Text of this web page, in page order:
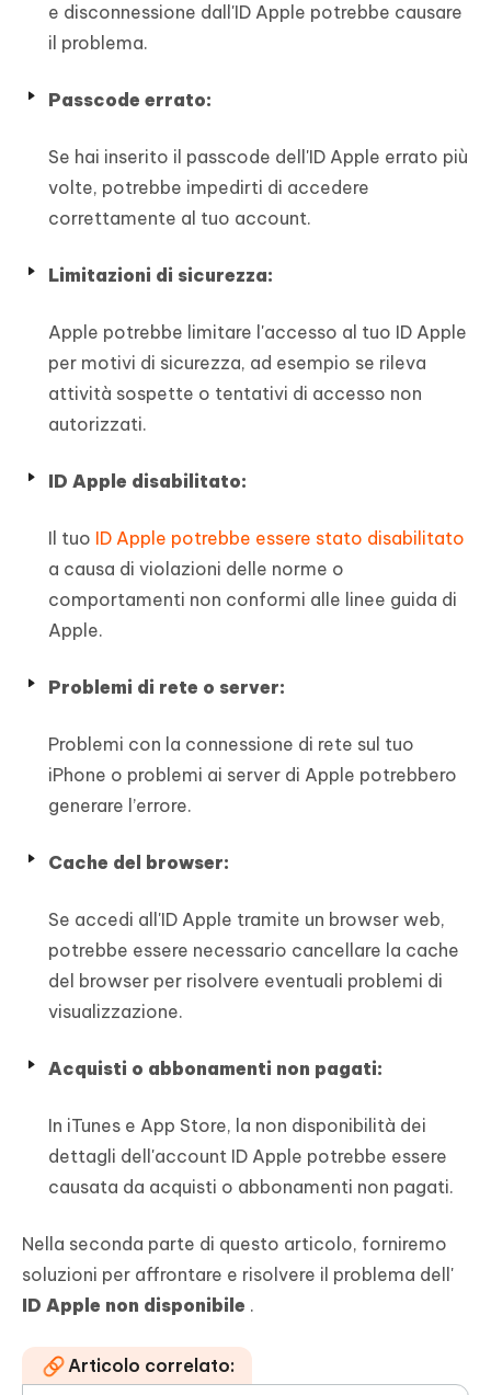
e disconnessione dall'ID Apple potrebbe causare
il problema.
Passcode errato:
Se hai inserito il passcode dell'ID Apple errato più
volte, potrebbe impedirti di accedere
correttamente al tuo account.
Limitazioni di sicurezza:
Apple potrebbe limitare l'accesso al tuo ID Apple
per motivi di sicurezza, ad esempio se rileva
attività sospette o tentativi di accesso non
autorizzati.
ID Apple disabilitato:
Il tuo ID Apple potrebbe essere stato disabilitato
a causa di violazioni delle norme o
comportamenti non conformi alle linee guida di
Apple.
Problemi di rete o server:
Problemi con la connessione di rete sul tuo
iPhone o problemi ai server di Apple potrebbero
generare l’errore.
Cache del browser:
Se accedi all'ID Apple tramite un browser web,
potrebbe essere necessario cancellare la cache
del browser per risolvere eventuali problemi di
visualizzazione.
Acquisti o abbonamenti non pagati:
In iTunes e App Store, la non disponibilità dei
dettagli dell'account ID Apple potrebbe essere
causata da acquisti o abbonamenti non pagati.
Nella seconda parte di questo articolo, forniremo
soluzioni per affrontare e risolvere il problema dell'
ID Apple non disponibile .
Articolo correlato: